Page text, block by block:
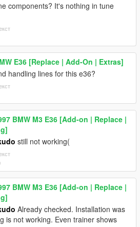
components? It's nothing in tune
E36 [Replace | Add-On | Extras]
handling lines for this e36?
BMW M3 E36 [Add-on | Replace |
still not working(
BMW M3 E36 [Add-on | Replace |
Already checked. Installation was
is not working. Even trainer shows